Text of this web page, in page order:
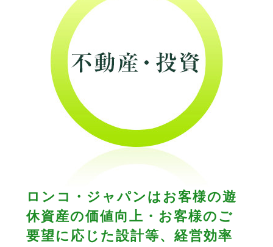
ロンコ・ジャパンはお客様の遊
休資産の価値向上・お客様のご
要望に応じた設計等、経営効率